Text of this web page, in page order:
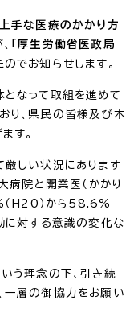
手な医療のかかり方
「厚生労働省医政局
のでお知らせします。
なって取組を進めて
り、県民の皆様及び本
す。
厳しい状況にあります
病院と開業医（かかり
（H20）から58.6%
に対する意識の変化な
う理念の下、引き続
一層の御協力をお願い